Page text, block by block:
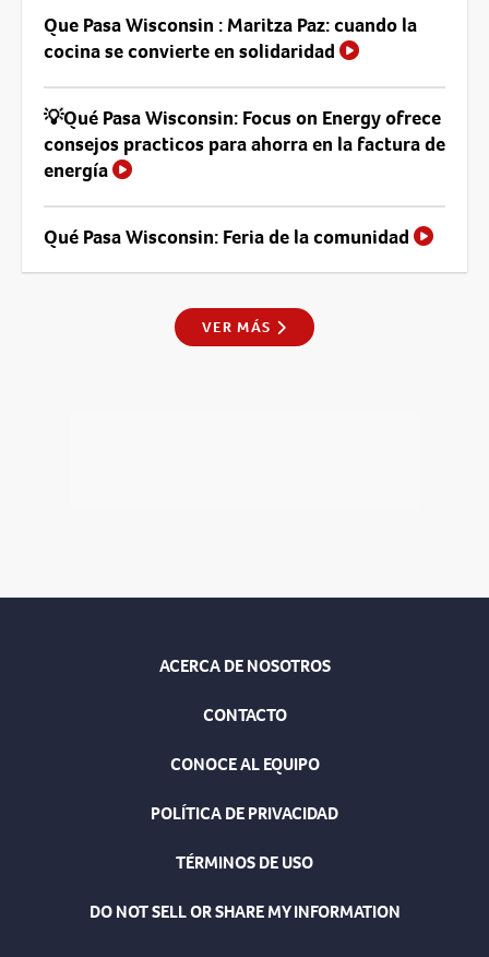
Que Pasa Wisconsin : Maritza Paz: cuando la
cocina se convierte en solidaridad
💡Qué Pasa Wisconsin: Focus on Energy ofrece
consejos practicos para ahorra en la factura de
energía
Qué Pasa Wisconsin: Feria de la comunidad
VER MÁS
ACERCA DE NOSOTROS
CONTACTO
CONOCE AL EQUIPO
POLÍTICA DE PRIVACIDAD
TÉRMINOS DE USO
DO NOT SELL OR SHARE MY INFORMATION